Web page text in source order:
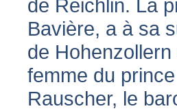
de Reichlin. La
Bavière, a à sa
de
femme du
Rauscher, le